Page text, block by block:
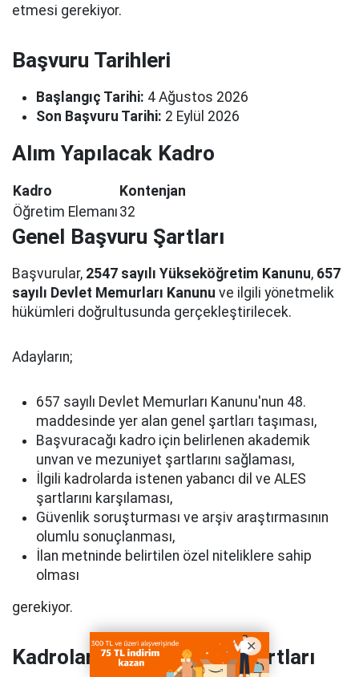
etmesi gerekiyor.
Başvuru Tarihleri
Başlangıç Tarihi: 4 Ağustos 2026
Son Başvuru Tarihi: 2 Eylül 2026
Alım Yapılacak Kadro
Kadro
Kontenjan
Öğretim Elemanı 32
Genel Başvuru Şartları
Başvurular, 2547 sayılı Yükseköğretim Kanunu, 657
sayılı Devlet Memurları Kanunu ve ilgili yönetmelik
hükümleri doğrultusunda gerçekleştirilecek.
Adayların;
657 sayılı Devlet Memurları Kanunu'nun 48.
maddesinde yer alan genel şartları taşıması,
Başvuracağı kadro için belirlenen akademik
unvan ve mezuniyet şartlarını sağlaması,
İlgili kadrolarda istenen yabancı dil ve ALES
şartlarını karşılaması,
Güvenlik soruşturması ve arşiv araştırmasının
olumlu sonuçlanması,
İlan metninde belirtilen özel niteliklere sahip
olması
gerekiyor.
Kadrolara Göre Başvuru Şartları